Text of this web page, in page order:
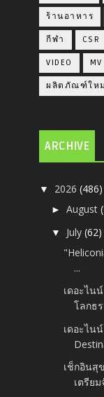
ร้านอาหาร
กีฬา CSR
VIDEO MV
ผลิตภัณฑ์ใหม
ARCHIVE
▼ 2026(486)
►August
▼ July(62)
...
เดอะไน
โลกธ
เดอะไน
เช็กอินสุ
เตรียม